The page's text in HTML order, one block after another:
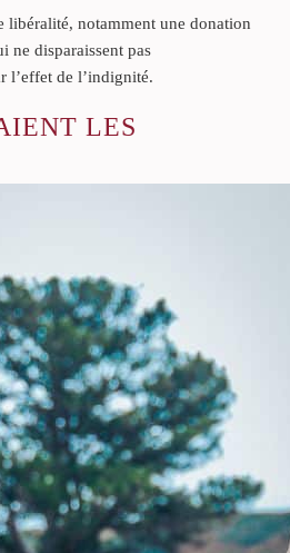
libéralité, notamment une donation
ne disparaissent pas
l’effet de l’indignité.
LES